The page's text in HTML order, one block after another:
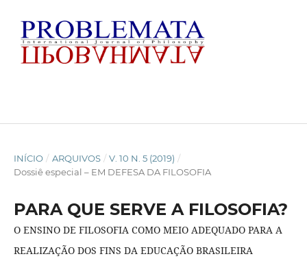
INÍCIO / ARQUIVOS / V. 10 N. 5 (2019) /
Dossiê especial – EM DEFESA DA FILOSOFIA
PARA QUE SERVE A FILOSOFIA?
O ENSINO DE FILOSOFIA COMO MEIO ADEQUADO PARA A
REALIZAÇÃO DOS FINS DA EDUCAÇÃO BRASILEIRA